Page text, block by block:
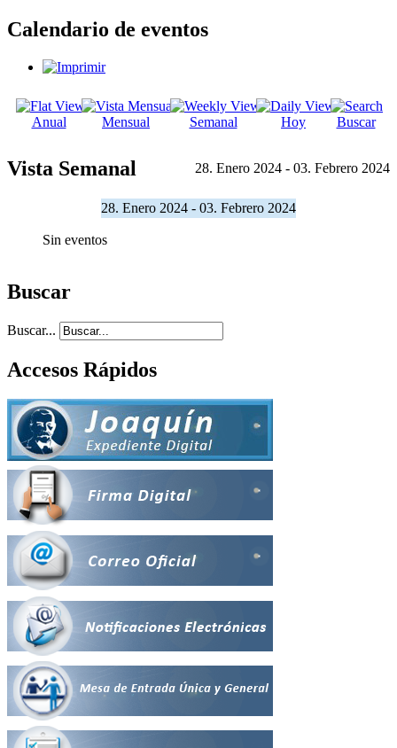
Calendario de eventos
Anual Mensual Semanal Hoy Buscar
Vista Semanal 28. Enero 2024 - 03. Febrero 2024
28. Enero 2024 - 03. Febrero 2024
Sin eventos
Buscar
Buscar...
Accesos Rápidos